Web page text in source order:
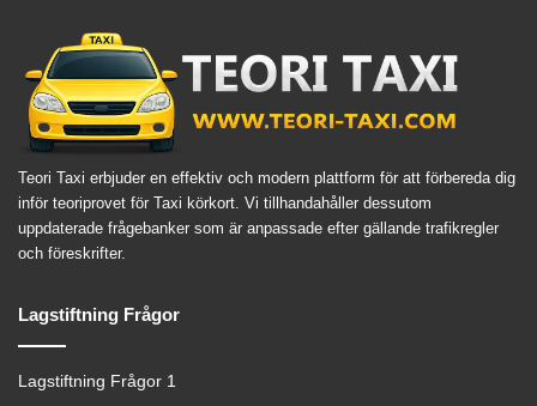
Teori Taxi erbjuder en effektiv och modern plattform för att förbereda dig
inför teoriprovet för Taxi körkort. Vi tillhandahåller dessutom
uppdaterade frågebanker som är anpassade efter gällande trafikregler
och föreskrifter.
Lagstiftning Frågor
Lagstiftning Frågor 1